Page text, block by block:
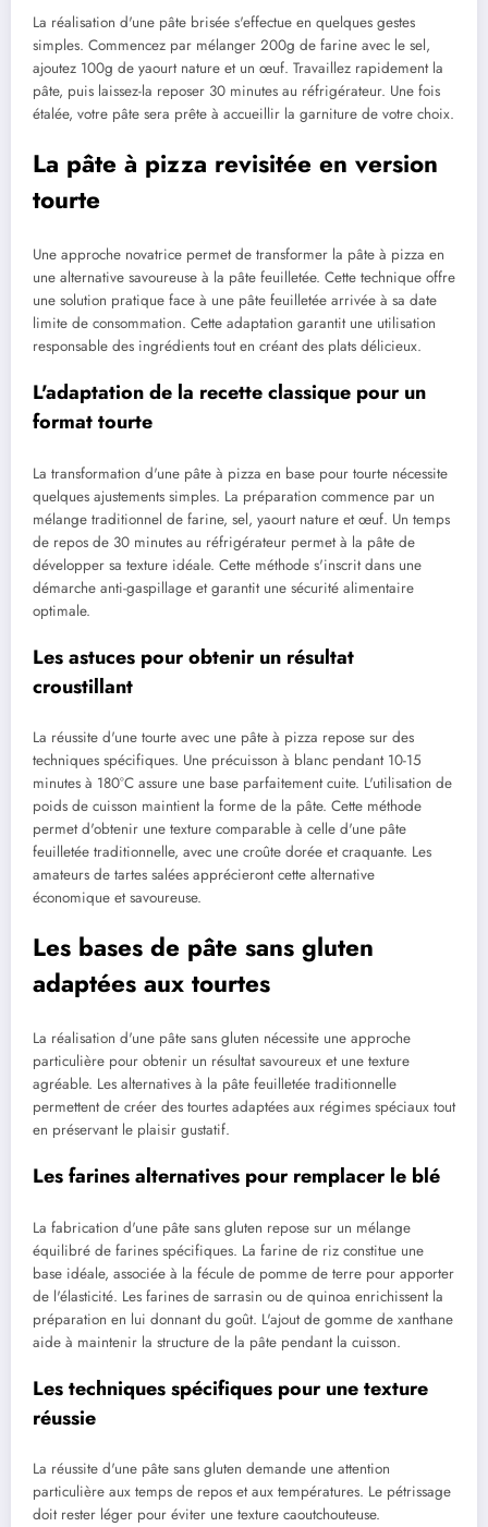
La réalisation d'une pâte brisée s'effectue en quelques gestes
simples. Commencez par mélanger 200g de farine avec le sel,
ajoutez 100g de yaourt nature et un œuf. Travaillez rapidement la
pâte, puis laissez-la reposer 30 minutes au réfrigérateur. Une fois
étalée, votre pâte sera prête à accueillir la garniture de votre choix.
La pâte à pizza revisitée en version
tourte
Une approche novatrice permet de transformer la pâte à pizza en
une alternative savoureuse à la pâte feuilletée. Cette technique offre
une solution pratique face à une pâte feuilletée arrivée à sa date
limite de consommation. Cette adaptation garantit une utilisation
responsable des ingrédients tout en créant des plats délicieux.
L'adaptation de la recette classique pour un
format tourte
La transformation d'une pâte à pizza en base pour tourte nécessite
quelques ajustements simples. La préparation commence par un
mélange traditionnel de farine, sel, yaourt nature et œuf. Un temps
de repos de 30 minutes au réfrigérateur permet à la pâte de
développer sa texture idéale. Cette méthode s'inscrit dans une
démarche anti-gaspillage et garantit une sécurité alimentaire
optimale.
Les astuces pour obtenir un résultat
croustillant
La réussite d'une tourte avec une pâte à pizza repose sur des
techniques spécifiques. Une précuisson à blanc pendant 10-15
minutes à 180°C assure une base parfaitement cuite. L'utilisation de
poids de cuisson maintient la forme de la pâte. Cette méthode
permet d'obtenir une texture comparable à celle d'une pâte
feuilletée traditionnelle, avec une croûte dorée et craquante. Les
amateurs de tartes salées apprécieront cette alternative
économique et savoureuse.
Les bases de pâte sans gluten
adaptées aux tourtes
La réalisation d'une pâte sans gluten nécessite une approche
particulière pour obtenir un résultat savoureux et une texture
agréable. Les alternatives à la pâte feuilletée traditionnelle
permettent de créer des tourtes adaptées aux régimes spéciaux tout
en préservant le plaisir gustatif.
Les farines alternatives pour remplacer le blé
La fabrication d'une pâte sans gluten repose sur un mélange
équilibré de farines spécifiques. La farine de riz constitue une
base idéale, associée à la fécule de pomme de terre pour apporter
de l'élasticité. Les farines de sarrasin ou de quinoa enrichissent la
préparation en lui donnant du goût. L'ajout de gomme de xanthane
aide à maintenir la structure de la pâte pendant la cuisson.
Les techniques spécifiques pour une texture
réussie
La réussite d'une pâte sans gluten demande une attention
particulière aux temps de repos et aux températures. Le pétrissage
doit rester léger pour éviter une texture caoutchouteuse.